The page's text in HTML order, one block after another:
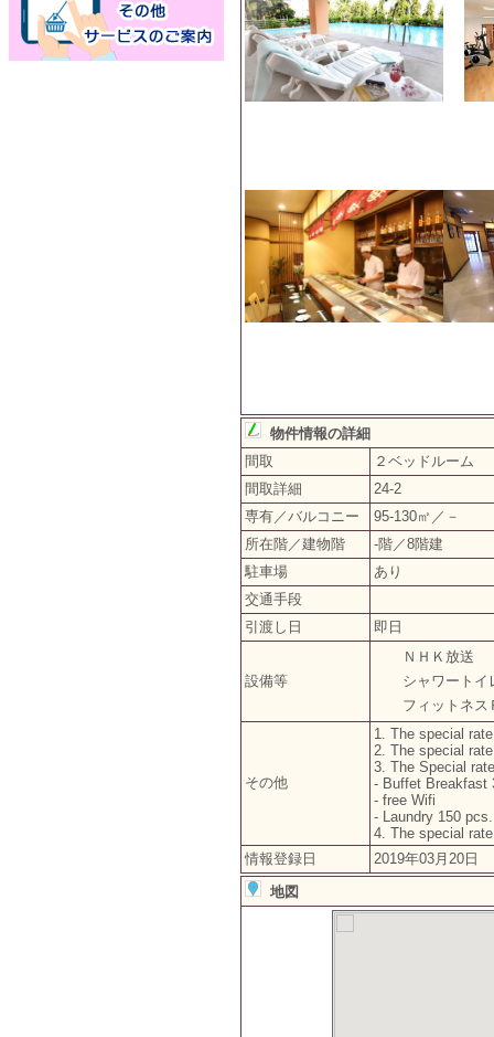
物件情報の詳細
間取
２ベッドルーム
間取詳細
24-2
専有／バルコニー
95-130㎡／－
所在階／建物階
-階／8階建
駐車場
あり
交通手段
引渡し日
即日
設備等
ＮＨＫ放送
シャワートイ
フィットネス
その他
1. The special
2. The special
3. The Special
- Buffet Breakfast
- free Wifi
- Laundry 150
4. The special
情報登録日
2019年03月20日
地図